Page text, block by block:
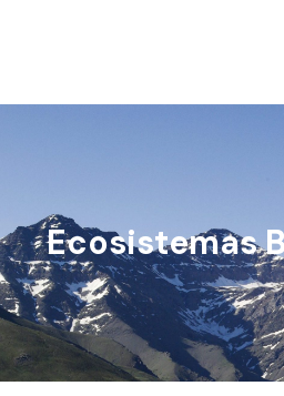
Ecosistemas